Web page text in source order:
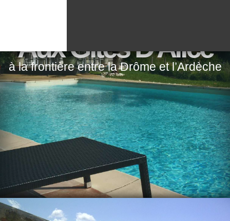
Aux Gîtes D'Alice
à la frontière entre la Drôme et l’Ardèche